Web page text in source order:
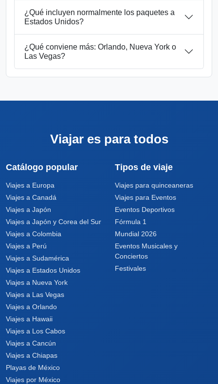
¿Qué incluyen normalmente los paquetes a
Estados Unidos?
¿Qué conviene más: Orlando, Nueva York o
Las Vegas?
Viajar es para todos
Catálogo popular
Viajes a Europa
Viajes a Canadá
Viajes a Japón
Viajes a Japón y Corea del Sur
Viajes a Colombia
Viajes a Perú
Viajes a Sudamérica
Viajes a Estados Unidos
Viajes a Nueva York
Viajes a Las Vegas
Viajes a Orlando
Viajes a Hawaii
Viajes a Los Cabos
Viajes a Cancún
Viajes a Chiapas
Playas de México
Viajes por México
Tipos de viaje
Viajes para quinceaneras
Viajes para Eventos
Eventos Deportivos
Fórmula 1
Mundial 2026
Eventos Musicales y
Conciertos
Festivales